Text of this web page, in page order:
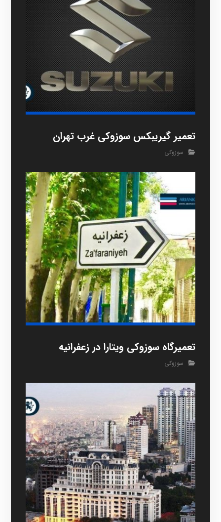
تعمیر گیریبکس سوزوکی غرب تهران
سوزوکی
تعمیرگاه سوزوکی ویتارا در زعفرانیه
سوزوکی